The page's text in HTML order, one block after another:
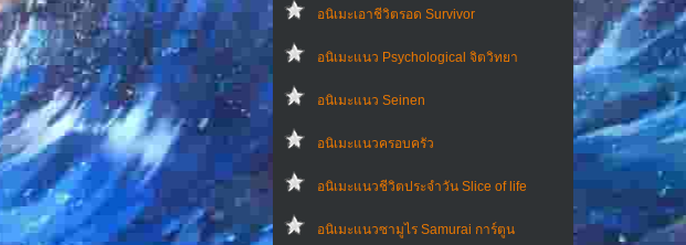
อนิเมะเอาชีวิตรอด Survivor
อนิเมะแนว Psychological จิตวิทยา
อนิเมะแนว Seinen
อนิเมะแนวครอบครัว
อนิเมะแนวชีวิตประจําวัน Slice of life
อนิเมะแนวซามูไร Samurai การ์ตูน